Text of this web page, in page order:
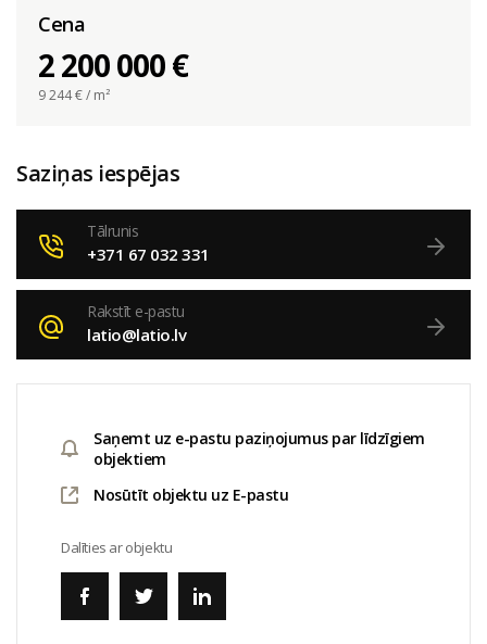
Cena
2 200 000 €
9 244€ / m²
Saziņas iespējas
Tālrunis
+371 67 032 331
Rakstīt e-pastu
latio@latio.lv
Saņemt uz e-pastu paziņojumus par līdzīgiem
objektiem
Nosūtīt objektu uz E-pastu
Dalīties ar objektu